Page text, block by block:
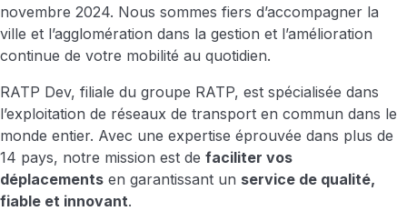
novembre 2024. Nous sommes fiers d’accompagner la
ville et l’agglomération dans la gestion et l’amélioration
continue de votre mobilité au quotidien.
RATP Dev, filiale du groupe RATP, est spécialisée dans
l’exploitation de réseaux de transport en commun dans le
monde entier. Avec une expertise éprouvée dans plus de
14 pays, notre mission est de faciliter vos
déplacements en garantissant un service de qualité,
fiable et innovant.